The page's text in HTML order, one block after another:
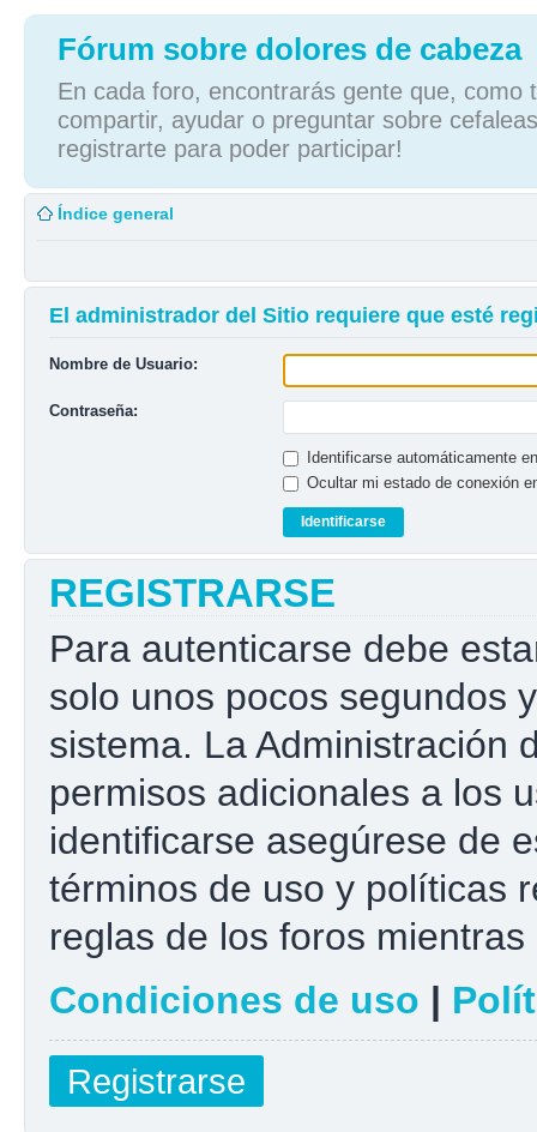
Fórum sobre dolores de cabeza
En cada foro, encontrarás gente que, como
compartir, ayudar o preguntar sobre
registrarte para poder participar!
Índice general
El administrador del Sitio requiere que esté
Nombre de Usuario:
Contraseña:
Identificarse automáticamente
Ocultar mi estado de conexión
REGISTRARSE
Para autenticarse debe
solo unos pocos segundos
sistema. La Administración
permisos adicionales a los
identificarse asegúrese de
términos de uso y políticas
reglas de los foros
Condiciones de uso |
Registrarse